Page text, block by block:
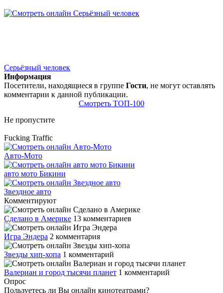
Серьёзный человек
Информация
Посетители, находящиеся в группе Гости, не могут оставлять
комментарии к данной публикации.
Смотреть ТОП-100
Не пропустите
Fucking Traffic
Авто-Мото
авто мото Бикини
Звездное авто
Комментируют
Сделано в Америке 13 комментариев
Игра Эндера 2 комментария
Звезды хип-хопа 1 комментарий
Валериан и город тысячи планет 1 комментарий
Опрос
Пользуетесь ли Вы онлайн кинотеатрами?